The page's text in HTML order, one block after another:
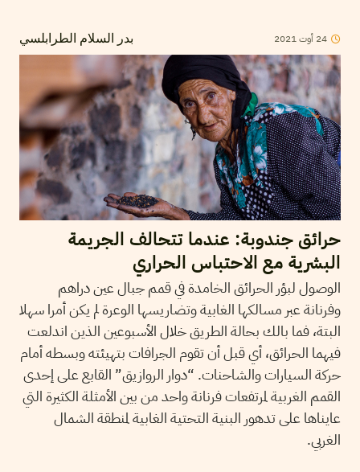
بدر السلام الطرابلسي 24 أوت2021
حرائق جندوبة: عندما تتحالف الجريمة
البشرية مع الاحتباس الحراري
الوصول لبؤر الحرائق الخامدة في قمم جبال عين دراهم
وفرنانة عبر مسالكها الغابية وتضاريسها الوعرة لم يكن أمرا سهلا
البتة، فما بالك بحالة الطريق خلال الأسبوعين الذين اندلعت
فيهما الحرائق، أي قبل أن تقوم الجرافات بتهيئته وبسطه أمام
حركة السيارات والشاحنات. “دوار الروازيق” القابع على إحدى
القمم الغربية لمرتفعات فرنانة واحد من بين الأمثلة الكثيرة التي
عايناها على تدهور البنية التحتية الغابية لمنطقة الشمال
الغربي.